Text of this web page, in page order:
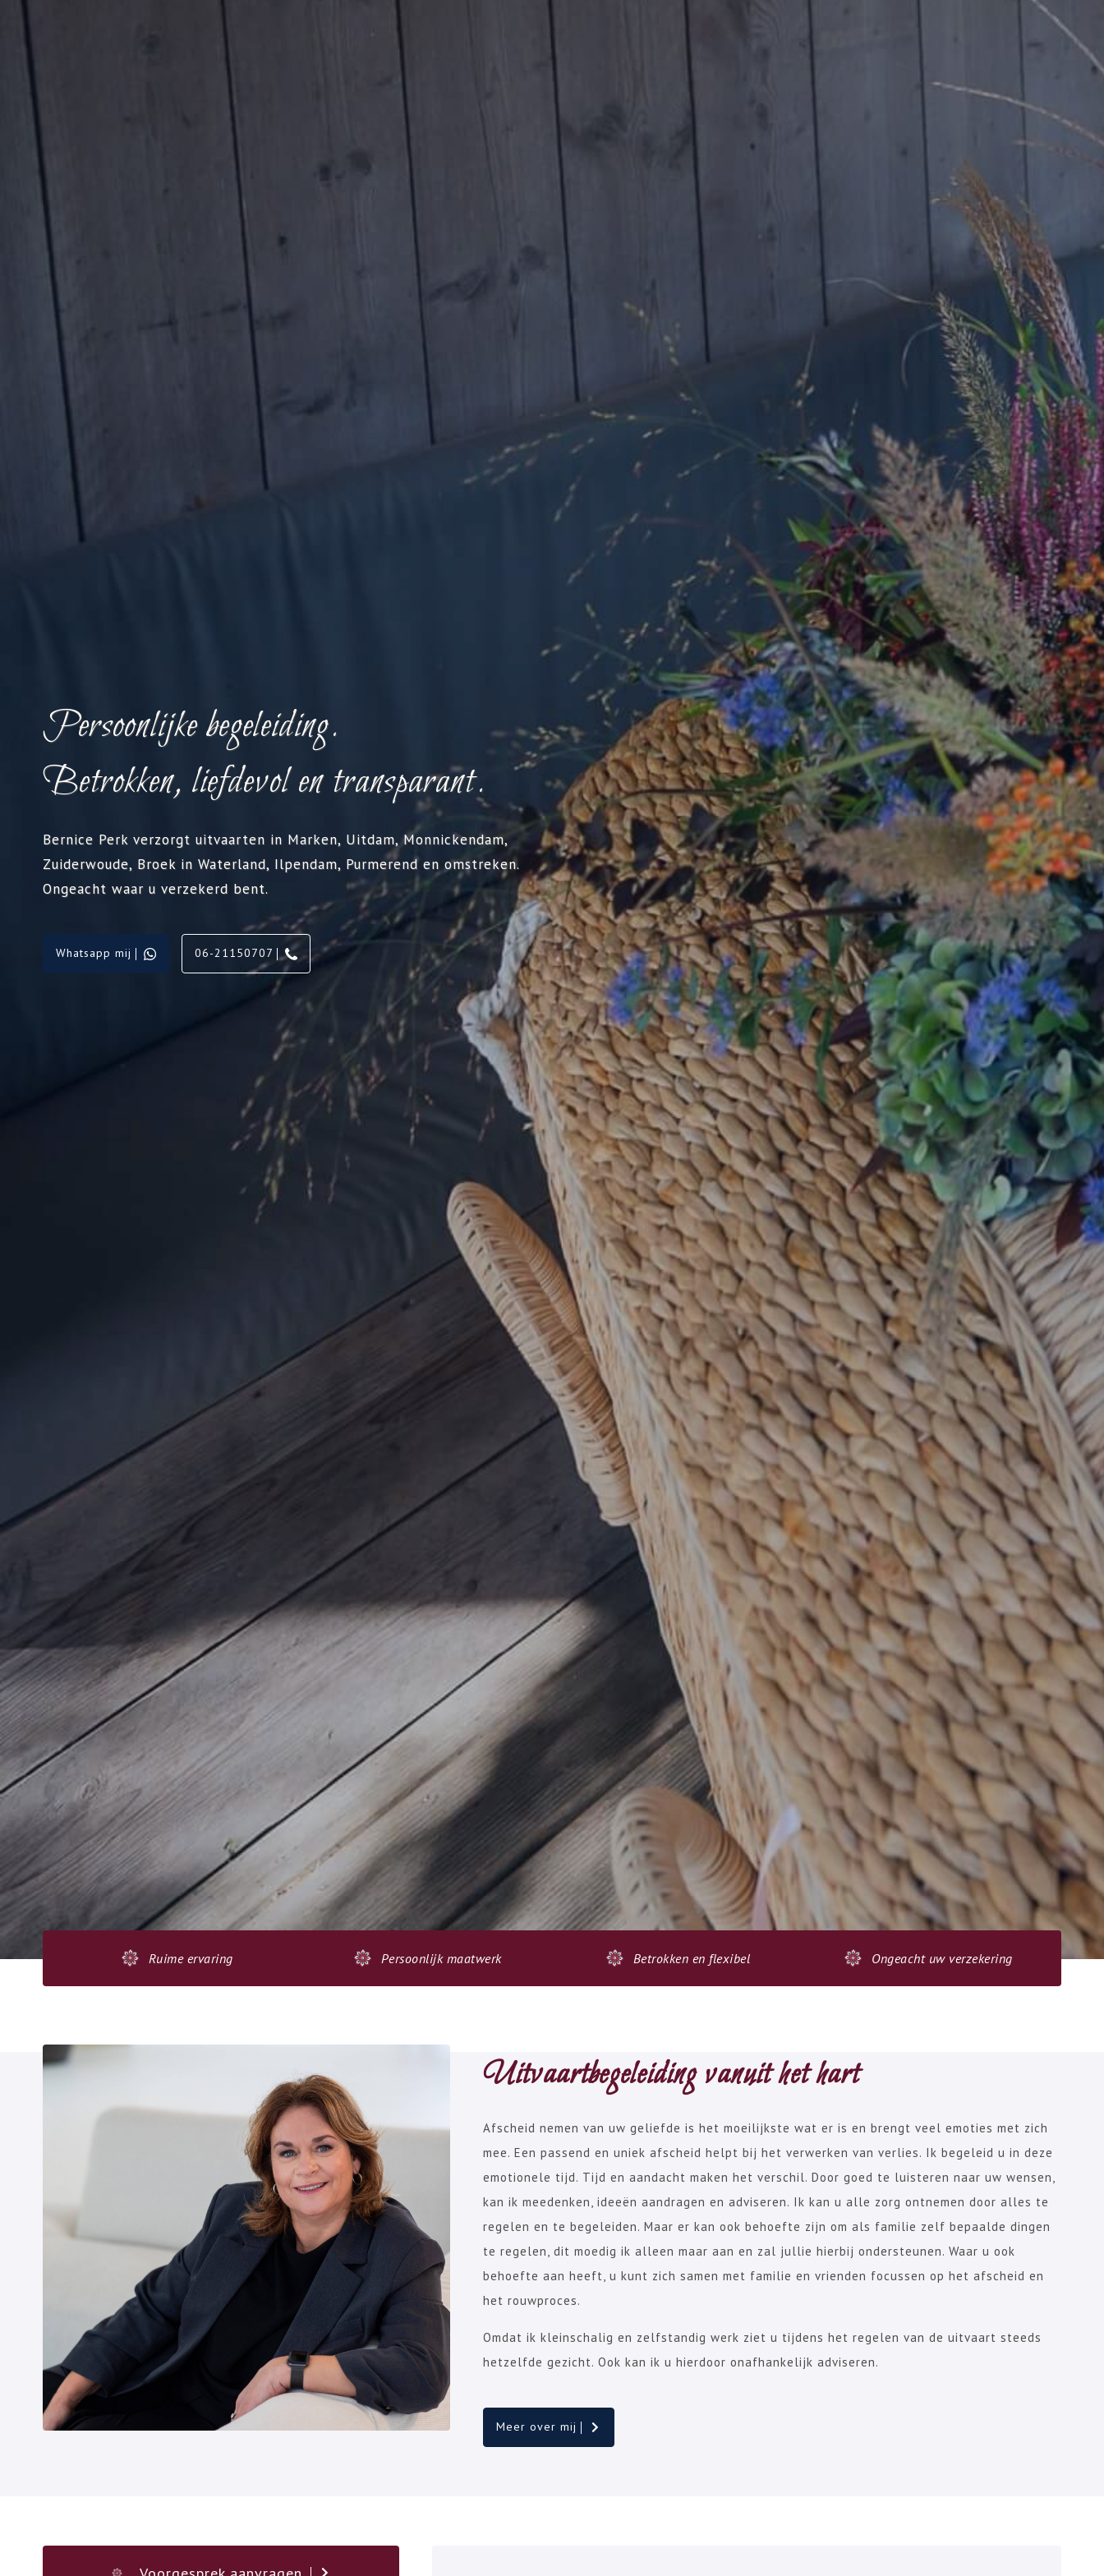
Persoonlijke begeleiding.
Betrokken, liefdevol en transparant.
Bernice Perk verzorgt uitvaarten in Marken, Uitdam, Monnickendam,
Zuiderwoude, Broek in Waterland, Ilpendam, Purmerend en omstreken.
Ongeacht waar u verzekerd bent.
Whatsapp mij 06-21150707
Ruime ervaring Persoonlijk maatwerk Betrokken en flexibel Ongeacht uw verzekering
Uitvaartbegeleiding vanuit het hart
Afscheid nemen van uw geliefde is het moeilijkste wat er is en brengt veel emoties met zich
mee. Een passend en uniek afscheid helpt bij het verwerken van verlies. Ik begeleid u in deze
emotionele tijd. Tijd en aandacht maken het verschil. Door goed te luisteren naar uw wensen,
kan ik meedenken, ideeën aandragen en adviseren. Ik kan u alle zorg ontnemen door alles te
regelen en te begeleiden. Maar er kan ook behoefte zijn om als familie zelf bepaalde dingen
te regelen, dit moedig ik alleen maar aan en zal jullie hierbij ondersteunen. Waar u ook
behoefte aan heeft, u kunt zich samen met familie en vrienden focussen op het afscheid en
het rouwproces.
Omdat ik kleinschalig en zelfstandig werk ziet u tijdens het regelen van de uitvaart steeds
hetzelfde gezicht. Ook kan ik u hierdoor onafhankelijk adviseren.
Meer over mij